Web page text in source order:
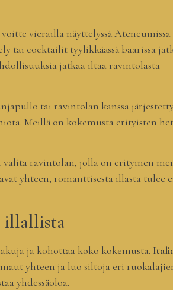
vierailla näyttelyssä Ateneumissa
tai cocktailit tyylikkäässä baarissa
jatkaa iltaa ravintolasta
tai ravintolan kanssa
Meillä on kokemusta erityisten
valita ravintolan, jolla on erityinen
yhteen, romanttisesta illasta tulee
illallista
ja kohottaa koko kokemusta.
yhteen ja luo siltoja eri
yhdessäoloa.